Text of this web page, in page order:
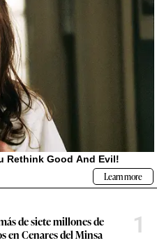
de siete millones de
en Cenares del Minsa
1